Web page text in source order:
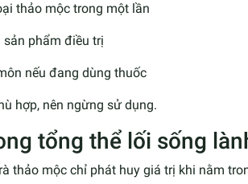
thảo mộc trong một lần
phẩm điều trị
nếu đang dùng thuốc
hợp, nên ngừng sử dụng.
tổng thể lối sống
thảo mộc chỉ phát huy giá trị khi nằm